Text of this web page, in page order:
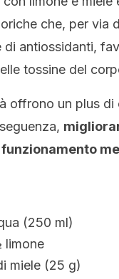
che, per via
di antiossidanti,
tossine del
offrono un plus di
(250 ml)
limone
miele (25 g)